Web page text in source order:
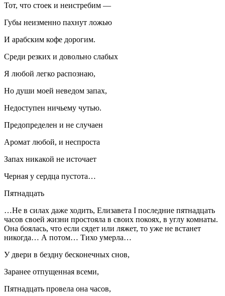
Тот, что стоек и неистребим —
Губы неизменно пахнут ложью
И арабским кофе дорогим.
Среди резких и довольно слабых
Я любой легко распознаю,
Но души моей неведом запах,
Недоступен ничьему чутью.
Предопределен и не случаен
Аромат любой, и неспроста
Запах никакой не источает
Черная у сердца пустота…
Пятнадцать
…Не в силах даже ходить, Елизавета I последние пятнадцать
часов своей жизни простояла в своих покоях, в углу комнаты.
Она боялась, что если сядет или ляжет, то уже не встанет
никогда… А потом… Тихо умерла…
У двери в бездну бесконечных снов,
Заранее отпущенная всеми,
Пятнадцать провела она часов,